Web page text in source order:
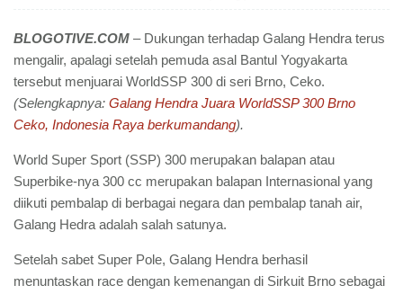
BLOGOTIVE.COM – Dukungan terhadap Galang Hendra terus
mengalir, apalagi setelah pemuda asal Bantul Yogyakarta
tersebut menjuarai WorldSSP 300 di seri Brno, Ceko.
(Selengkapnya: Galang Hendra Juara WorldSSP 300 Brno
Ceko, Indonesia Raya berkumandang).
World Super Sport (SSP) 300 merupakan balapan atau
Superbike-nya 300 cc merupakan balapan Internasional yang
diikuti pembalap di berbagai negara dan pembalap tanah air,
Galang Hedra adalah salah satunya.
Setelah sabet Super Pole, Galang Hendra berhasil
menuntaskan race dengan kemenangan di Sirkuit Brno sebagai